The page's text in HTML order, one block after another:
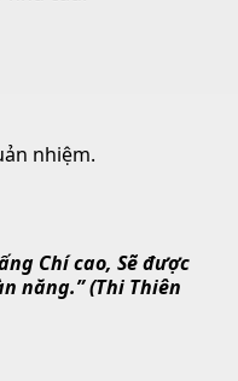
nhiệm.
Chí cao, Sẽ được
năng.” (Thi Thiên